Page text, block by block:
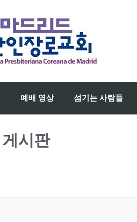
예배 영상 섬기는 사람들
게시판